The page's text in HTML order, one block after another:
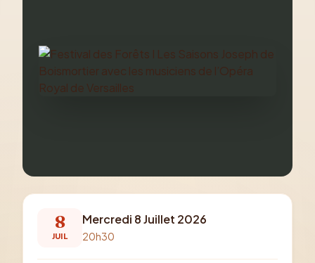
8
JUIL
Mercredi 8 Juillet 2026
20h30